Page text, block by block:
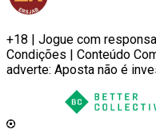
+18 | Jogue com
Condições | Conteúdo
adverte: Aposta não é